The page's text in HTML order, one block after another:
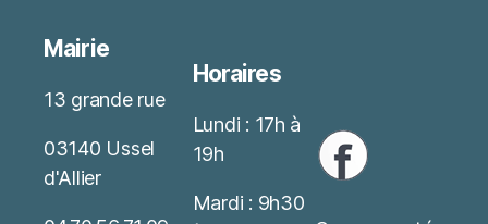
Mairie
13 grande rue
03140 Ussel
d'Allier
Horaires
Lundi : 17h à
19h
Mardi : 9h30